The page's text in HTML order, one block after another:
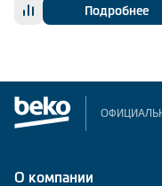
Подробнее
О компании